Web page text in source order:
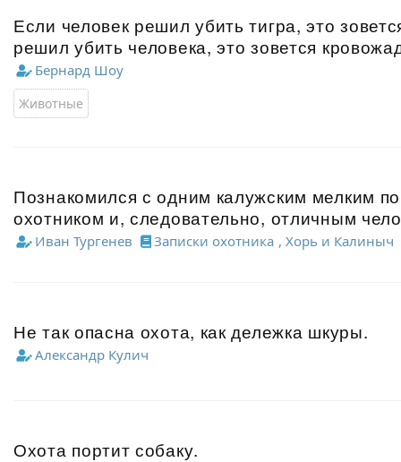
Если человек решил убить тигра, это
решил убить человека, это зовется
Бернард Шоу
Животные
Познакомился с одним калужским мелким
охотником и, следовательно, отличным
Иван Тургенев Записки охотника , Хорь и Калиныч
Не так опасна охота, как дележка шкуры.
Александр Кулич
Охота портит собаку.